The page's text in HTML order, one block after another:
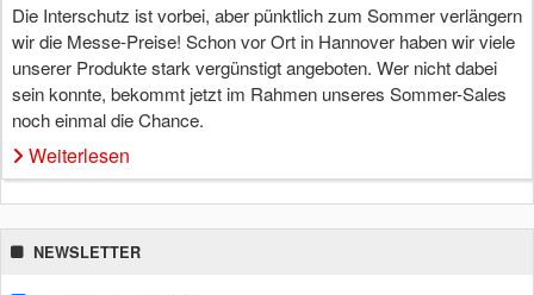
Die Interschutz ist vorbei, aber pünktlich zum Sommer verlängern
wir die Messe-Preise! Schon vor Ort in Hannover haben wir viele
unserer Produkte stark vergünstigt angeboten. Wer nicht dabei
sein konnte, bekommt jetzt im Rahmen unseres Sommer-Sales
noch einmal die Chance.
Weiterlesen
NEWSLETTER